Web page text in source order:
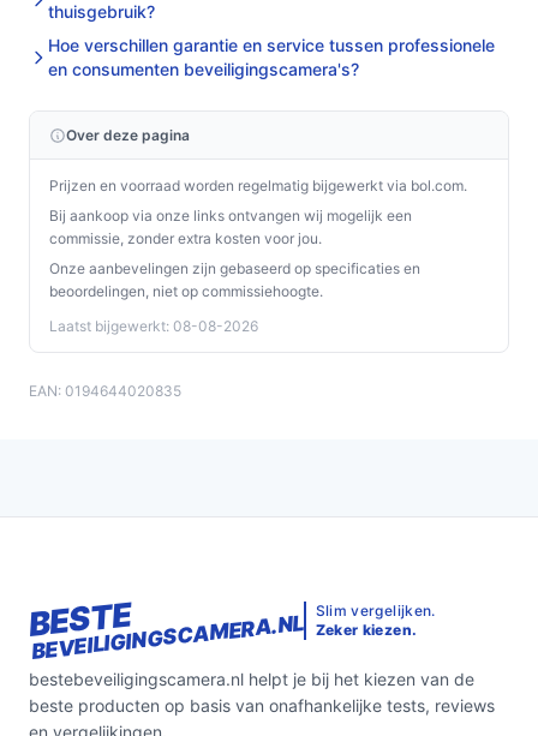
Controleer welk type USB-voeding en welke
spanning de camera’s nodig hebben.
voor integratie met andere systemen.
Specificaties in mensentaal
2K-resolutie:mogelijke betere beelddetails dan
lage-resolutie camera’s; check de precieze
resolutie en framerate in de technische sheet.
interieur- als exterieurgebruik; controleer de IP- of
specificaties voor je exacte plaatsing buiten.
kabels/adapter nodig zijn.
Is dit geschikt voor thuisgebruik / intensief gebruik /
dagelijks gebruik?
Voor thuisgebruik is de set geschikt als je drie vaste
camerapunten wilt en een homebase. Of het voor
thuisgebruik?
Hoe verschillen garantie en service tussen professionele
en consumenten beveiligingscamera's?
Over deze pagina
Prijzen en voorraad worden regelmatig bijgewerkt via bol.com.
Bij aankoop via onze links ontvangen wij mogelijk een
commissie, zonder extra kosten voor jou.
Onze aanbevelingen zijn gebaseerd op specificaties en
beoordelingen, niet op commissiehoogte.
Laatst bijgewerkt: 08-08-2026
EAN: 0194644020835
BESTE
BEVEILIGINGSCAMERA.NL Slim vergelijken.
Zeker kiezen.
bestebeveiligingscamera.nl helpt je bij het kiezen van de
beste producten op basis van onafhankelijke tests, reviews
en vergelijkingen.